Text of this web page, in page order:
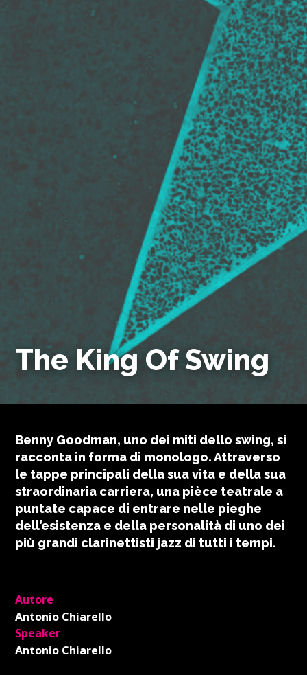
The King Of Swing
Benny Goodman, uno dei miti dello swing, si
racconta in forma di monologo. Attraverso
le tappe principali della sua vita e della sua
straordinaria carriera, una pièce teatrale a
puntate capace di entrare nelle pieghe
dell’esistenza e della personalità di uno dei
più grandi clarinettisti jazz di tutti i tempi.
Autore
Antonio Chiarello
Speaker
Antonio Chiarello